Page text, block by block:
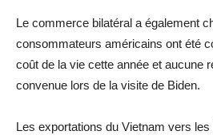
Le commerce bilatéral a également
consommateurs américains ont été
coût de la vie cette année et aucune
convenue lors de la visite de Biden.
Les exportations du Vietnam vers